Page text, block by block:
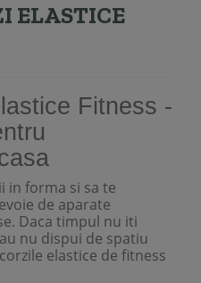
ELASTICE
Fitness -
in forma si sa te
de aparate
Daca timpul nu iti
nu dispui de spatiu
elastice de fitness